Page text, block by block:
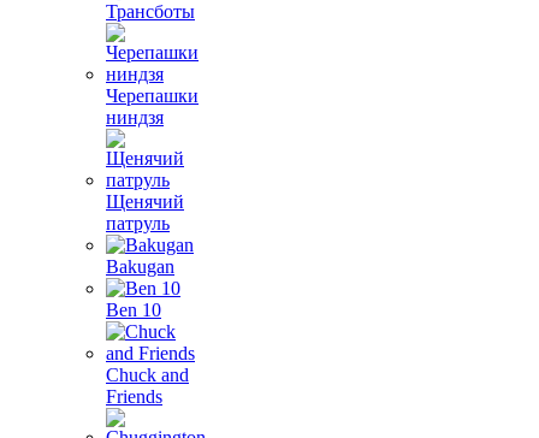
Трансботы
Черепашки
ниндзя
Щенячий
патруль
Bakugan
Ben 10
Chuck and
Friends